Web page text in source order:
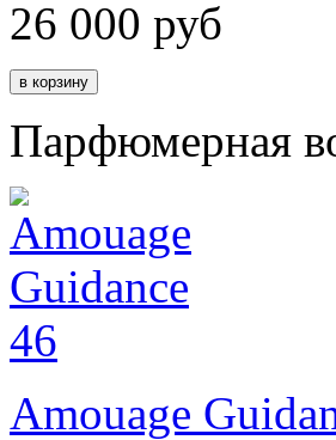
26 000 руб
Парфюмерная
Amouage